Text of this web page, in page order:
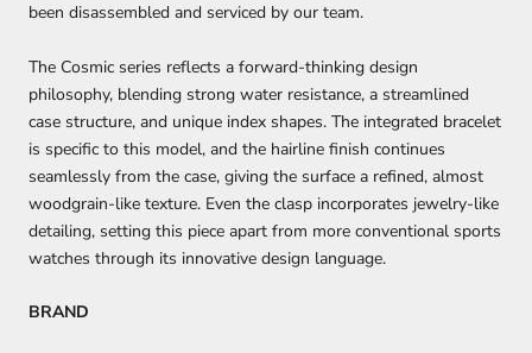
been disassembled and serviced by our team.
The Cosmic series reflects a forward-thinking design
philosophy, blending strong water resistance, a streamlined
case structure, and unique index shapes. The integrated bracelet
is specific to this model, and the hairline finish continues
seamlessly from the case, giving the surface a refined, almost
woodgrain-like texture. Even the clasp incorporates jewelry-like
detailing, setting this piece apart from more conventional sports
watches through its innovative design language.
BRAND